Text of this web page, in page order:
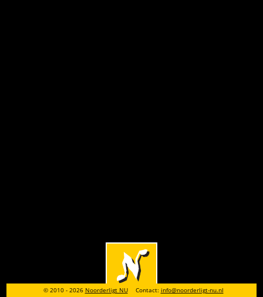
© 2010 - 2026 Noorderligt NU Contact: info@noorderligt-nu.nl